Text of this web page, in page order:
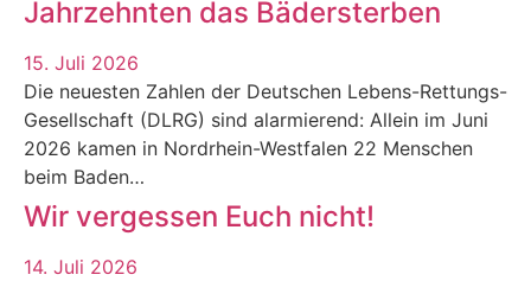
Jahrzehnten das Bädersterben
15. Juli 2026
Die neuesten Zahlen der Deutschen Lebens-Rettungs-
Gesellschaft (DLRG) sind alarmierend: Allein im Juni
2026 kamen in Nordrhein-Westfalen 22 Menschen
beim Baden…
Wir vergessen Euch nicht!
14. Juli 2026